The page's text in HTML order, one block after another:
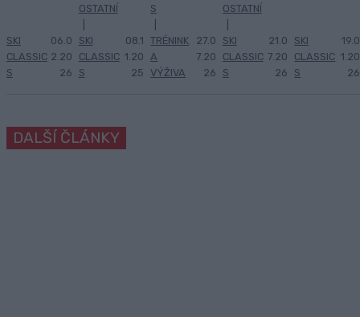
SKI
CLASSIC
S
06.0
2.20
26
OSTATNÍ
SKI
CLASSIC
S
08.1
1.20
25
S
TRÉNINK
A
VÝŽIVA
27.0
7.20
26
OSTATNÍ
SKI
CLASSIC
S
21.0
7.20
26
SKI
CLASSIC
S
19.0
1.20
26
DALŠÍ ČLÁNKY